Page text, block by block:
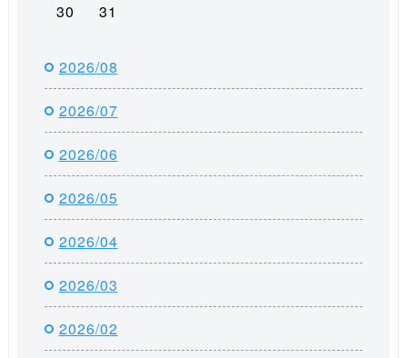
30
31
2026/08
2026/07
2026/06
2026/05
2026/04
2026/03
2026/02